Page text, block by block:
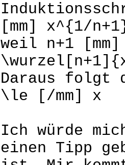
[mm] x^{1/
weil n+1
Daraus folgt
\le [/mm] x
Ich würde
einen Tipp